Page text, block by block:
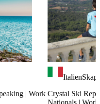
| Work
Italien
Crystal Ski Rep
Nationals |